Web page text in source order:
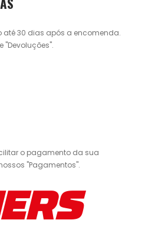
30 dias após a encomenda.
"Devoluções".
o pagamento da sua
"Pagamentos".